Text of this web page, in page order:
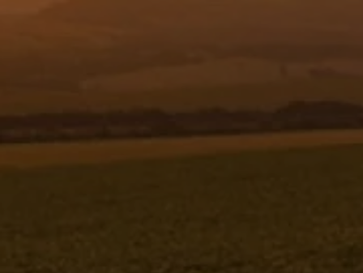
RAMAL - ESPAC. 500 - 0 19,05 ( 2